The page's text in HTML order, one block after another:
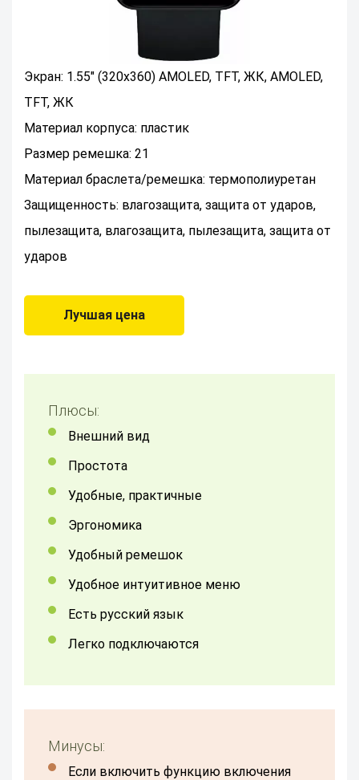
Экран: 1.55" (320x360) AMOLED, TFT, ЖК, AMOLED,
TFT, ЖК
Материал корпуса: пластик
Размер ремешка: 21
Материал браслета/ремешка: термополиуретан
Защищенность: влагозащита, защита от ударов,
пылезащита, влагозащита, пылезащита, защита от
ударов
Лучшая цена
Плюсы:
внешний вид
простота
удобные, практичные
эргономика
удобный ремешок
удобное интуитивное меню
есть русский язык
легко подключаются
Минусы:
если включить функцию включения